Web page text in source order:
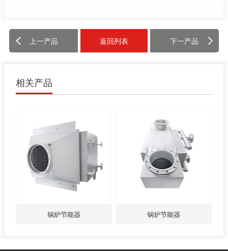
上一产品 返回列表 下一产品
相关产品
锅炉节能器 锅炉节能器